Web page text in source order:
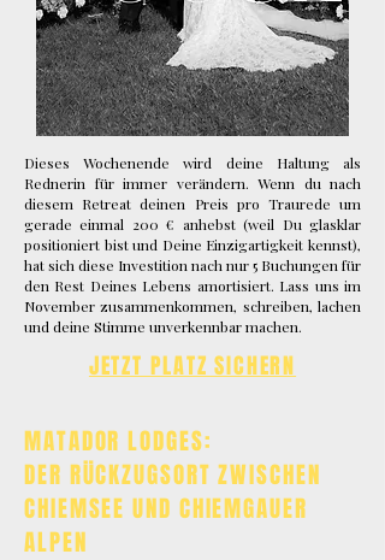
Dieses Wochenende wird deine Haltung als
Rednerin für immer verändern. Wenn du nach
diesem Retreat deinen Preis pro Traurede um
gerade einmal 200 € anhebst (weil Du glasklar
positioniert bist und Deine Einzigartigkeit kennst),
hat sich diese Investition nach nur 5 Buchungen für
den Rest Deines Lebens amortisiert. Lass uns im
November zusammenkommen, schreiben, lachen
und deine Stimme unverkennbar machen.
JETZT PLATZ SICHERN
MATADOR LODGES:
DER RÜCKZUGSORT ZWISCHEN
CHIEMSEE UND CHIEMGAUER
ALPEN